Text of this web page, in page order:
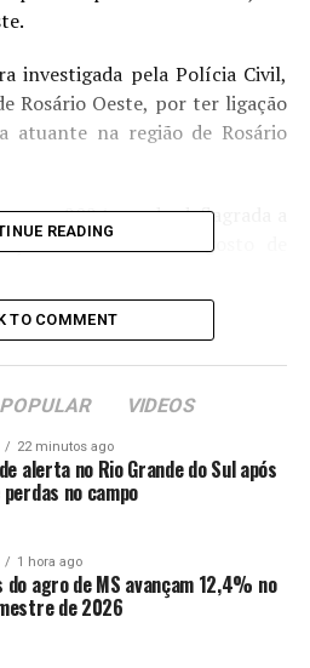
investigada pela Polícia Civil,
Rosário Oeste, por ter ligação
atuante na região de Rosário
em 2024, sendo deflagrada a
Devastate em agosto de
dois meses depois, com o
28 e a terceira fase foi
fevereiro deste ano, com o
judiciais, uma delas em
Grosso é só uma. Onde o
e preso”, enfatizou
Mauro Apoita.
foi conduzida à Delegacia,
medidas legais cabíveis e,
disposição da Justiça.
READING
TO COMMENT
POPULAR VIDEOS
22 minutos ago
alerta no Rio Grande do Sul após
no campo
1 hora ago
do agro de MS avançam 12,4% no
de 2026